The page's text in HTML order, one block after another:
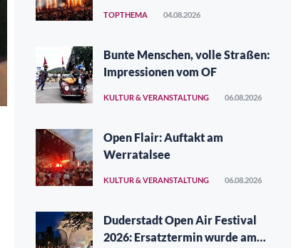
TOPTHEMA 04.08.2026
Bunte Menschen, volle Straßen:
Impressionen vom OF
KULTUR & VERANSTALTUNG 06.08.2026
Open Flair: Auftakt am
Werratalsee
KULTUR & VERANSTALTUNG 06.08.2026
Duderstadt Open Air Festival
2026: Ersatztermin wurde am